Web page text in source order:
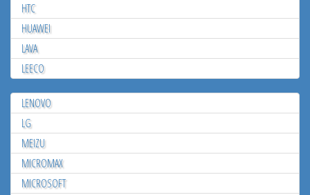
HTC
HUAWEI
LAVA
LEECO
LENOVO
LG
MEIZU
MICROMAX
MICROSOFT